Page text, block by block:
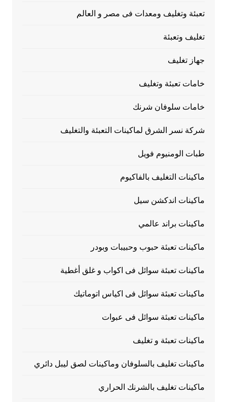
تعبئة وتغليف ومعدات فى مصر و العالم
تغليف وتعبئة
جهاز تغليف
خامات تعبئة وتغليف
خامات سلوفان شرنك
شركة نسر الشرق لماكينات التعبئة والتغليف
طبات الومنيوم فويل
ماكينات التغليف بالفاكيوم
ماكينات اندكشن سيل
ماكينات براند عالمي
ماكينات تعبئة حبوب وحبيبات وبودر
ماكينات تعبئة سوائل فى اكواب و غلق أغطية
ماكينات تعبئة سوائل فى اكياس اتوماتيك
ماكينات تعبئة سوائل فى عبوات
ماكينات تعبئة و تغليف
ماكينات تغليف بالسلوفان وماكينات لصق ليبل دائري
ماكينات تغليف بالشرنك الحراري